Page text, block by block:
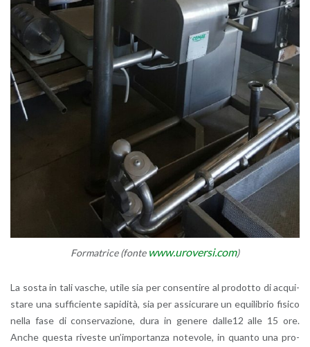
For­ma­tri­ce (fonte www.​uroversi.​com)
La sosta in tali va­sche, utile sia per con­sen­ti­re al pro­dot­to di ac­qui­
sta­re una suf­fi­cien­te sa­pi­di­tà, sia per as­si­cu­ra­re un equi­li­brio fi­si­co
nella fase di con­ser­va­zio­ne, dura in ge­ne­re dal­le12 alle 15 ore.
Anche que­sta ri­ve­ste un’im­por­tan­za no­te­vo­le, in quan­to una pro­